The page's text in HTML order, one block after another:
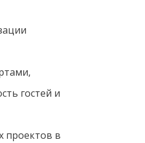
гостей и
проектов в